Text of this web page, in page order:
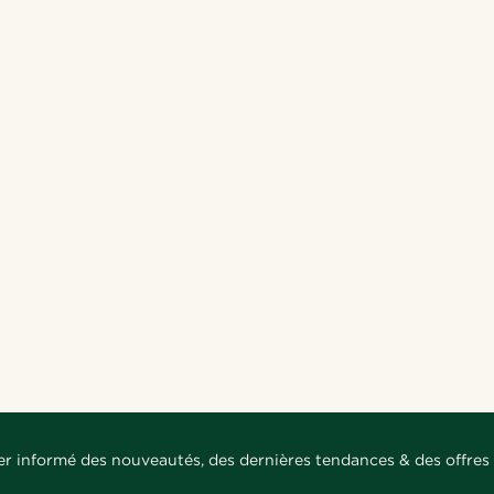
informé des nouveautés, des dernières tendances & des offres